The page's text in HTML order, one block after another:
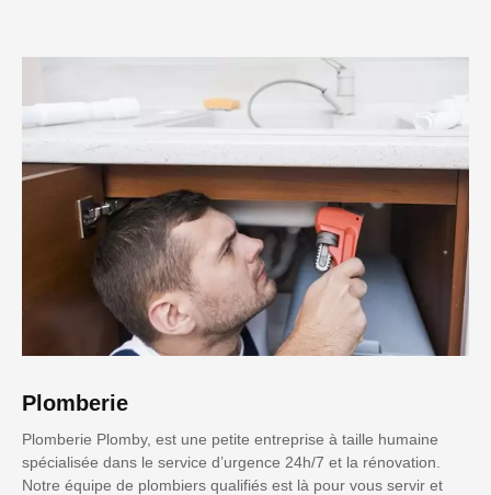
Plomberie
Plomberie Plomby, est une petite entreprise à taille humaine
spécialisée dans le service d’urgence 24h/7 et la rénovation.
Notre équipe de plombiers qualifiés est là pour vous servir et